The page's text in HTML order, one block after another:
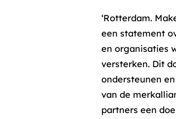
‘Rotterdam.
een statement
en organisaties
versterken. Dit
ondersteunen
van de
partners een